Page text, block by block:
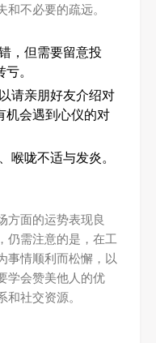
不必要的疏远。
，但需要留意投
。
请亲朋好友介绍对
机会遇到心仪的对
喉咙不适与发炎。
方面的运势表现良
仍需注意的是，在工
事情顺利而松懈，以
学会赞美他人的优
社交资源。